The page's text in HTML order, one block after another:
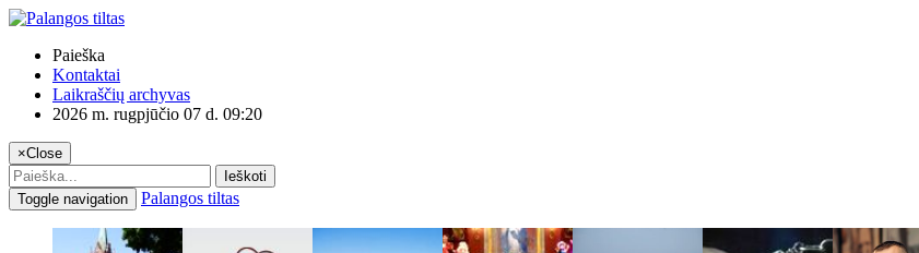
Paieška
Kontaktai
Laikraščių archyvas
2026 m. rugpjūčio 07 d. 09:20
×Close
Ieškoti
Toggle navigation
Palangos tiltas